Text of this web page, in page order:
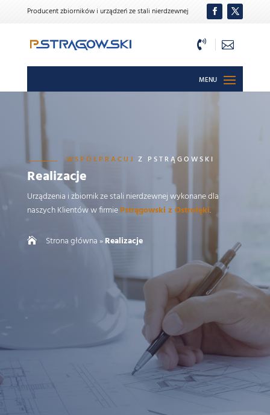
Producent zbiorników i urządzeń ze stali nierdzewnej
 
WSPÓŁPRACUJ Z PSTRĄGOWSKI
Realizacje
Urządzenia i zbiornik ze stali nierdzewnej wykonane dla
naszych Klientów w firmiePstrągowski z Ostrołęki.
 Strona główna»Realizacje